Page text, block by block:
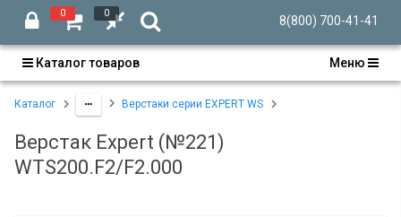
0 0
8(800) 700-41-41
Каталог товаров Меню
Каталог Верстаки серии EXPERT WS
Верстак Expert (№221)
WTS200.F2/F2.000